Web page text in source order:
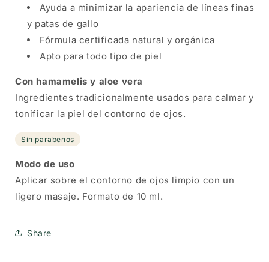
Ayuda a minimizar la apariencia de líneas finas
y patas de gallo
Fórmula certificada natural y orgánica
Apto para todo tipo de piel
Con hamamelis y aloe vera
Ingredientes tradicionalmente usados para calmar y
tonificar la piel del contorno de ojos.
Sin parabenos
Modo de uso
Aplicar sobre el contorno de ojos limpio con un
ligero masaje. Formato de 10 ml.
Share